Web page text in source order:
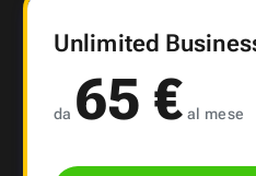
Unlimited
da 65 € al mese